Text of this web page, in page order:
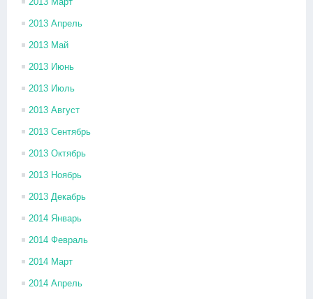
2013 Апрель
2013 Май
2013 Июнь
2013 Июль
2013 Август
2013 Сентябрь
2013 Октябрь
2013 Ноябрь
2013 Декабрь
2014 Январь
2014 Февраль
2014 Март
2014 Апрель